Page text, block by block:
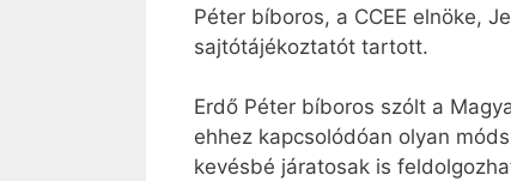
Péter bíboros, a CCEE elnöke,
sajtótájékoztatót tartott.
Erdő Péter bíboros szólt a
ehhez kapcsolódóan olyan
kevésbé járatosak is